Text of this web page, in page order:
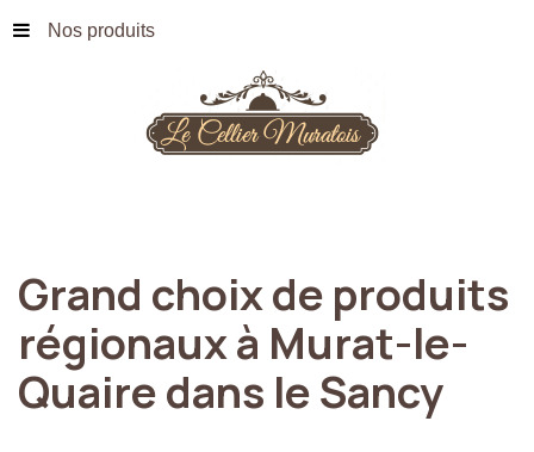
Nos produits
Grand choixde produits
régionauxà Murat-le-
Quairedans leSancy